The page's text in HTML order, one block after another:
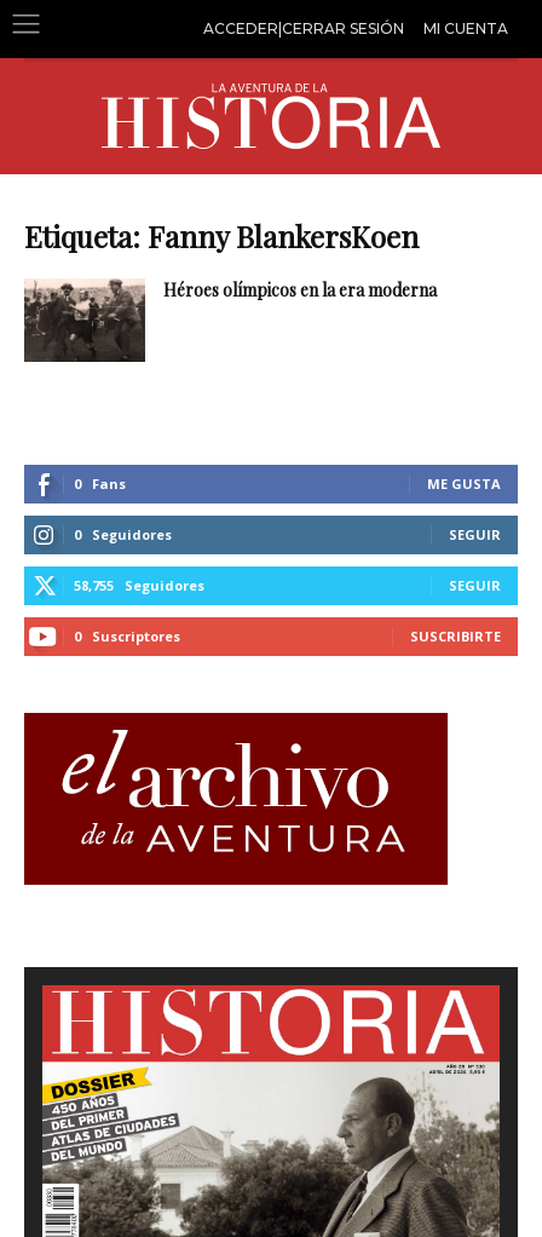
ACCEDER|CERRAR SESIÓN MI CUENTA
Etiqueta: Fanny BlankersKoen
Héroes olímpicos en la era moderna
0 Fans ME GUSTA
0 Seguidores SEGUIR
58,755 Seguidores SEGUIR
0 Suscriptores SUSCRIBIRTE